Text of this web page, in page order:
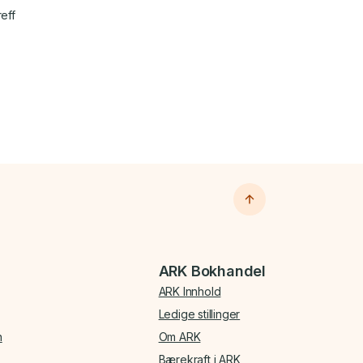
ARK Bokhandel
ARK Innhold
Ledige stillinger
Om ARK
Bærekraft i ARK